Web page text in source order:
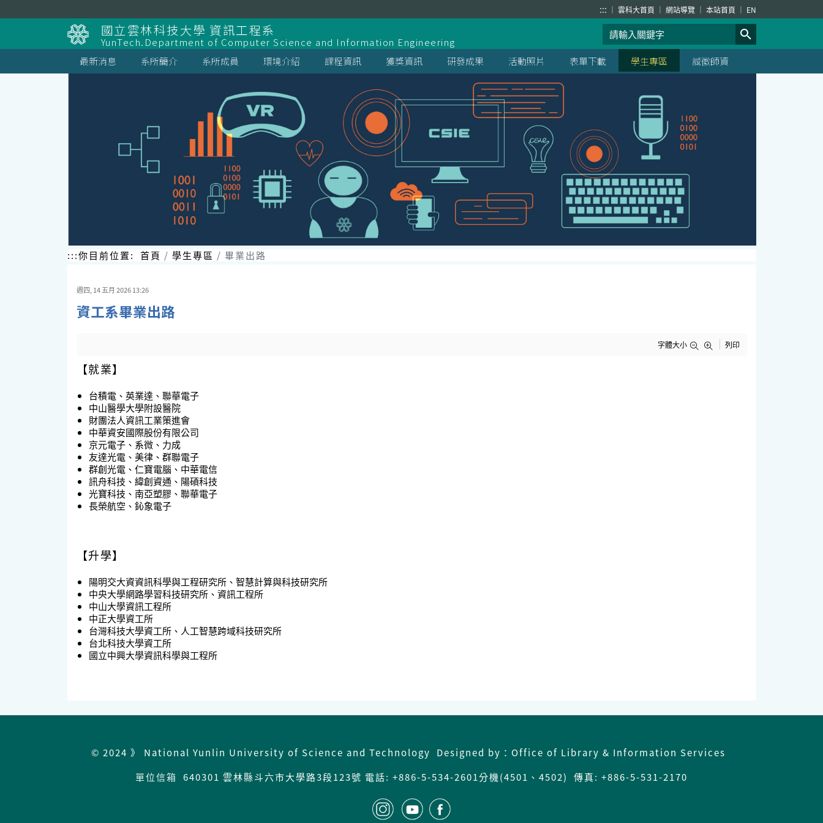
到
::: 雲科大首頁 網站導覽 本站首頁 EN
國立雲林科技大學 資訊工程系
YunTech.Department of Computer Science and Information Engineering
最新消息
系所簡介 系所成員 環境介紹 課程資訊 獲獎資訊 研發成果 活動照片 表單下載 學生專區 誠徵師資
:::你目前位置: 首頁 學生專區 畢業出路
週四, 14 五月 2026 13:26
資工系畢業出路
字體大小 列印
【就業】
台積電、英業達、聯華電子
中山醫學大學附設醫院
財團法人資訊工業策進會
中華資安國際股份有限公司
京元電子、系微、力成
友達光電、美律、群聯電子
群創光電、仁寶電腦、中華電信
訊舟科技、緯創資通、陽碩科技
光寶科技、南亞塑膠、聯華電子
長榮航空、鈊象電子
【升學】
陽明交大資資訊科學與工程研究所、智慧計算與科技研究所
中央大學網路學習科技研究所、資訊工程所
中山大學資訊工程所
中正大學資工所
台灣科技大學資工所、人工智慧跨域科技研究所
台北科技大學資工所
國立中興大學資訊科學與工程所
© 2024 》 National Yunlin University of Science and Technology Designed by：Office of Library & Information Services
單位信箱 640301 雲林縣斗六市大學路3段123號 電話: +886-5-534-2601分機(4501、4502) 傳真: +886-5-531-2170